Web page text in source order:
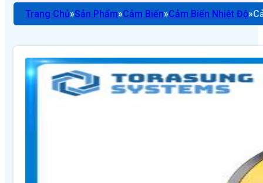
Trang Chủ Sản Phẩm Cảm Biến Cảm Biến Nhiệt Độ